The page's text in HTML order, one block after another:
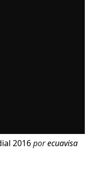
2016 porecuavisa